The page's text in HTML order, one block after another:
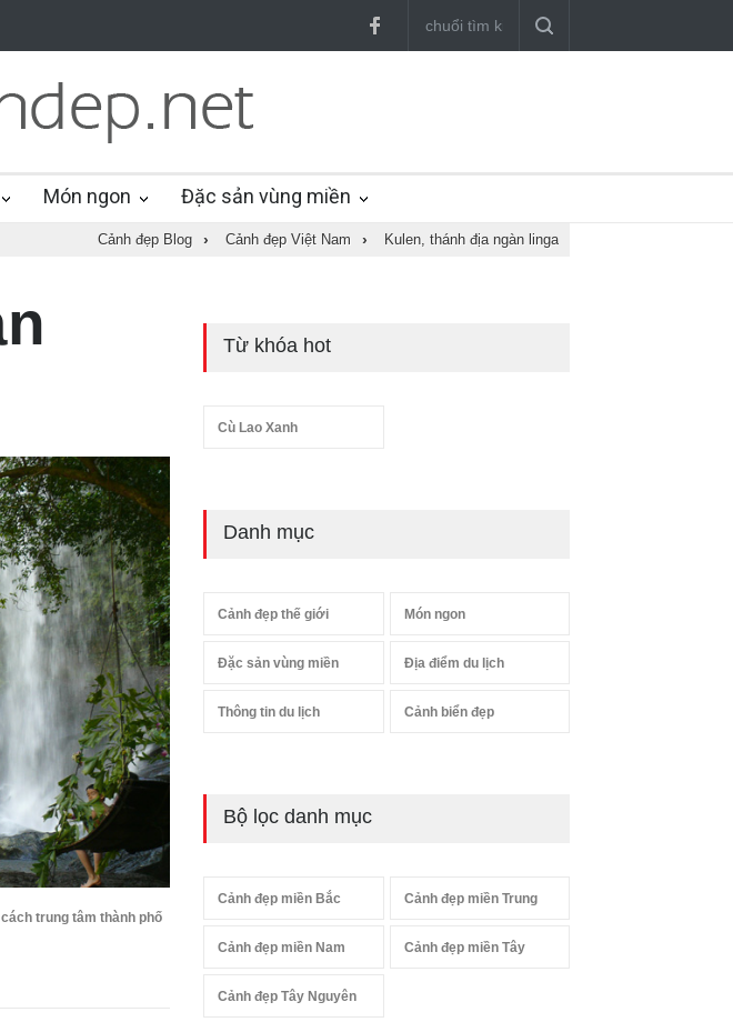
Món ngon Đặc sản vùng miền
Cảnh đẹp Blog › Cảnh đẹp Việt Nam › Kulen, thánh địa ngàn linga
trung tâm thành phố
Từ khóa hot
Cù Lao Xanh
Danh mục
Cảnh đẹp thế giới Món ngon
Đặc sản vùng miền Địa điểm du lịch
Thông tin du lịch Cảnh biển đẹp
Bộ lọc danh mục
Cảnh đẹp miền Bắc Cảnh đẹp miền Trung
Cảnh đẹp miền Nam Cảnh đẹp miền Tây
Cảnh đẹp Tây Nguyên